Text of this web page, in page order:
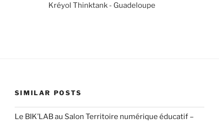
Kréyol Thinktank - Guadeloupe
SIMILAR POSTS
Le BIK’LAB au Salon Territoire numérique éducatif –